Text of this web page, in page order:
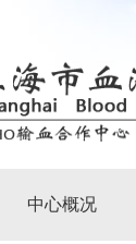
中心概况